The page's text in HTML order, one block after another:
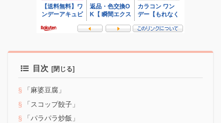
目次
「麻婆豆腐」
「スコップ餃子」
「パラパラ炒飯」